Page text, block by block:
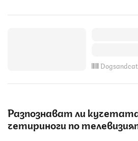
Разпознават ли
четириноги по